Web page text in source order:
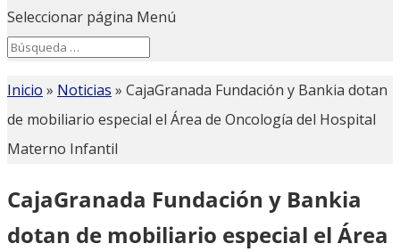
Seleccionar página Menú
Search
for...
Inicio » Noticias » CajaGranada Fundación y Bankia dotan
de mobiliario especial el Área de Oncología del Hospital
Materno Infantil
CajaGranada Fundación y Bankia
dotan de mobiliario especial el Área